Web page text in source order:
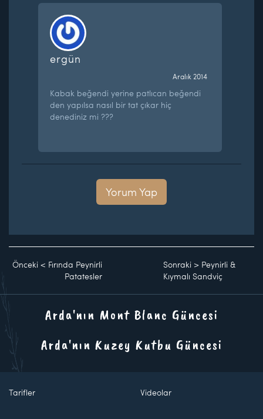
ergün
Aralık 2014
Kabak beğendi yerine patlıcan beğendi
den yapılsa nasıl bir tat çıkar hiç
denediniz mi ???
Yorum Yap
Önceki < Fırında Peynirli
Patatesler
Sonraki > Peynirli &
Kıymalı Sandviç
Arda'nın Mont Blanc Güncesi
Arda'nın Kuzey Kutbu Güncesi
Tarifler Videolar